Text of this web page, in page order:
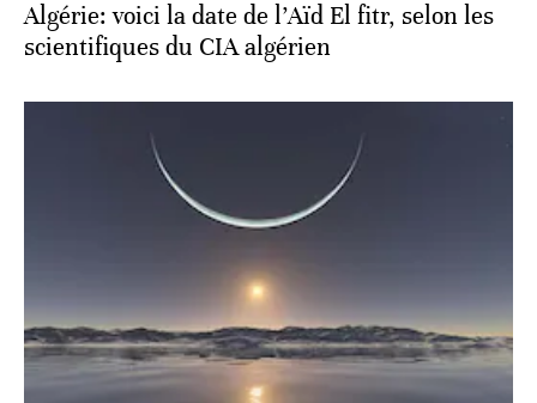
Algérie: voici la date de l’Aïd El fitr, selon les
scientifiques du CIA algérien